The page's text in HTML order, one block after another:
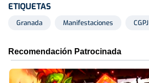
ETIQUETAS
Granada Manifestaciones CGPJ